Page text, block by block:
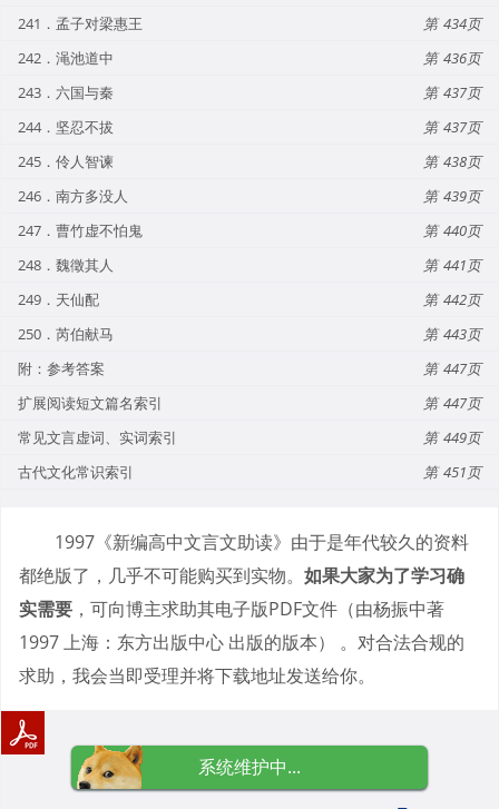
241．孟子对梁惠王
434
242．渑池道中
436
243．六国与秦
437
244．坚忍不拔
437
245．伶人智谏
438
246．南方多没人
439
247．曹竹虚不怕鬼
440
248．魏徵其人
441
249．天仙配
442
250．芮伯献马
443
附：参考答案
447
扩展阅读短文篇名索引
447
常见文言虚词、实词索引
449
古代文化常识索引
451
1997《新编高中文言文助读》由于是年代较久的资料
都绝版了，几乎不可能购买到实物。 如果大家为了学习确
实需要 ，可向博主求助其电子版PDF文件（由杨振中著
1997 上海：东方出版中心 出版的版本） 。对合法合规的
求助，我会当即受理并将下载地址发送给你。
系统维护中...